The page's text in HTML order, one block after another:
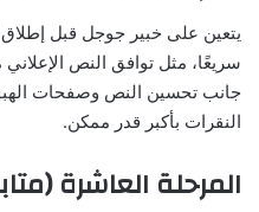
يتعين على خبير جوجل قبل إطلاق
سريعًا، مثل توافق النص
جانب تحسين النص وصفحات
النقرات بأكبر قدر ممكن.
المرحلة العاشرة